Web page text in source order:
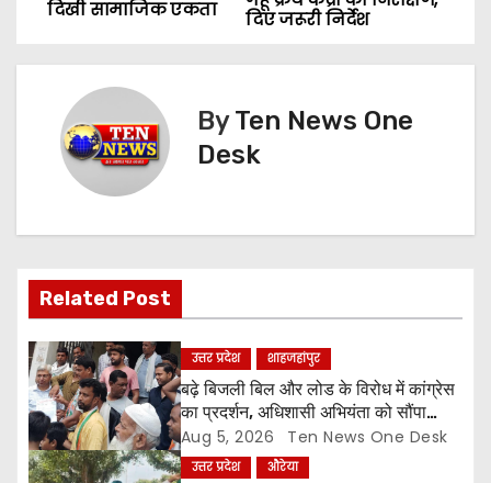
v
i
g
a
t
i
दिए जरूरी निर्देश
दिखी सामाजिक एकता
ByTen News One
Desk
Related Post
उत्तर प्रदेश शाहजहांपुर
बढ़े बिजली बिल और लोड के विरोध में कांग्रेस
का प्रदर्शन, अधिशासी अभियंता को सौंपा
ज्ञापन
Aug 5, 2026 Ten News One Desk
उत्तर प्रदेश औरेया